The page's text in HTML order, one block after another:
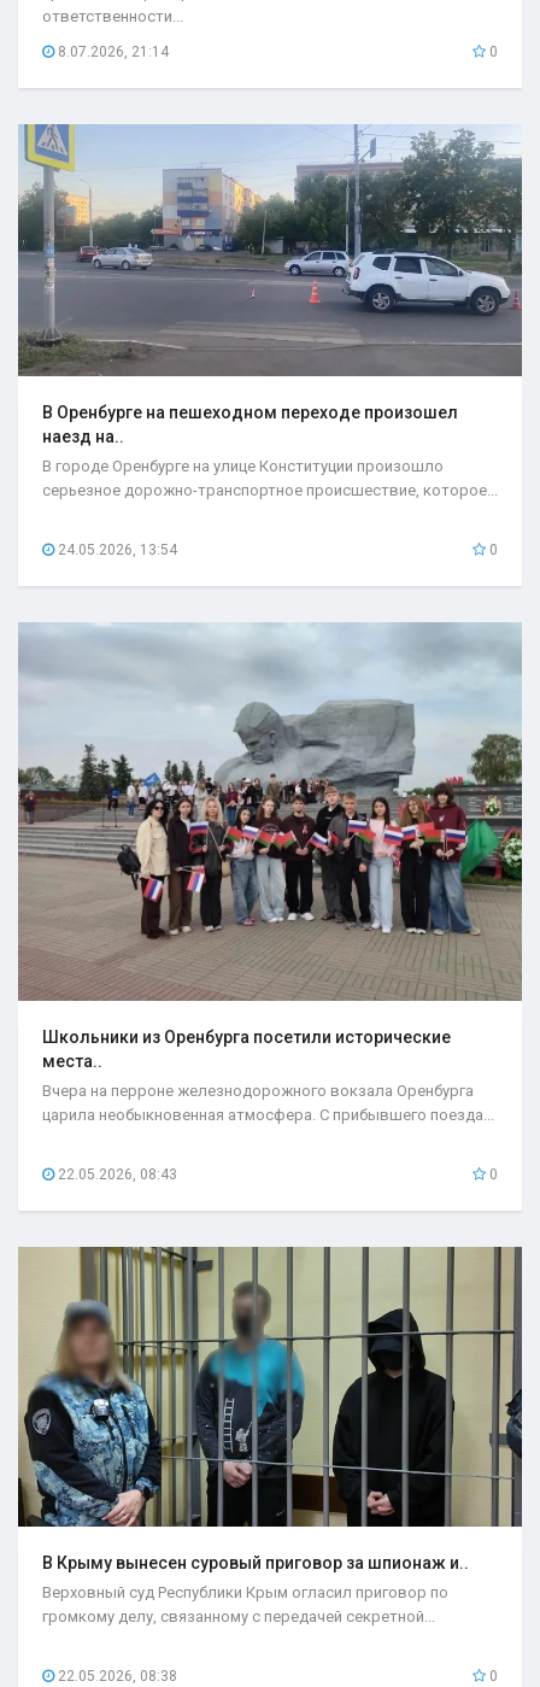
ответственности...
8.07.2026, 21:14 0
В Оренбурге на пешеходном переходе произошел
наезд на..
В городе Оренбурге на улице Конституции произошло
серьезное дорожно-транспортное происшествие, которое...
24.05.2026, 13:54 0
Школьники из Оренбурга посетили исторические
места..
Вчера на перроне железнодорожного вокзала Оренбурга
царила необыкновенная атмосфера. С прибывшего поезда...
22.05.2026, 08:43 0
В Крыму вынесен суровый приговор за шпионаж и..
Верховный суд Республики Крым огласил приговор по
громкому делу, связанному с передачей секретной...
22.05.2026, 08:38 0